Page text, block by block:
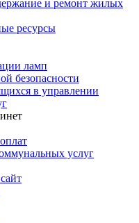
и ремонт жилых
ресурсы
ламп
безопасности
в управлении
услуг